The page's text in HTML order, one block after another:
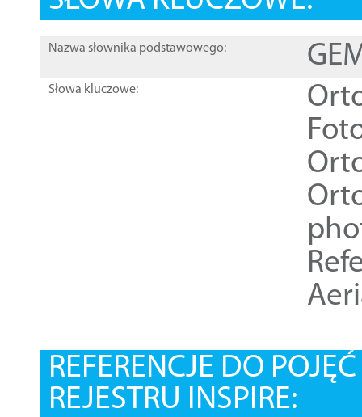
Nazwa słownika podstawowego:
Słowa kluczowe:
REFERENCJE DO
REJESTRU INSPIRE: